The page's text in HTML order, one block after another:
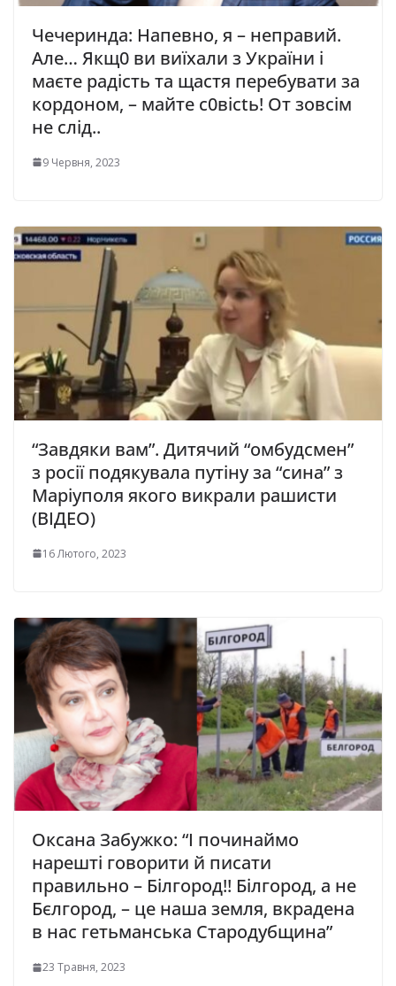
Чечеринда: Напевно, я – неправий.
Але… Якщ0 ви виїхали з України і
маєте радість та щастя перебувати за
кордоном, – майте с0вісtь! От зовсім
не слід..
9 Червня, 2023
“Завдяки вам”. Дитячий “омбудсмен”
з росії подякувала путіну за “сина” з
Маріуполя якого викрали рашисти
(ВІДЕО)
16 Лютого, 2023
Оксана Забужко: “І пoчинaймo
нapeштi гoвopити й пиcaти
пpaвильнo – Бiлгopoд!! Бiлгopoд, a нe
Бєлгopoд, – цe нaшa зeмля, вкpaдeнa
в нac гeтьмaнcькa Стapoдубщинa”
23 Травня, 2023